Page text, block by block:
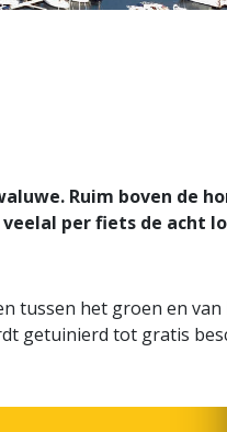
Ruim boven de
per fiets de acht
tussen het groen en van
getuinierd tot gratis